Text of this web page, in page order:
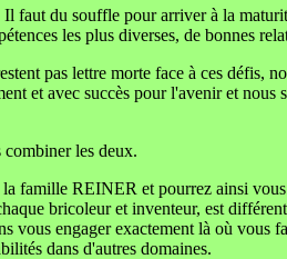
faut du souffle pour arriver à la
les plus diverses, de bonnes
pas lettre morte face à ces défis,
et avec succès pour l'avenir et
les deux.
famille REINER et pourrez ainsi
bricoleur et inventeur, est
vous engager exactement là où vous
dans d'autres domaines.